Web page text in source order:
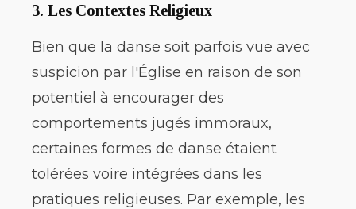
3. Les Contextes Religieux
Bien que la danse soit parfois vue avec
suspicion par l'Église en raison de son
potentiel à encourager des
comportements jugés immoraux,
certaines formes de danse étaient
tolérées voire intégrées dans les
pratiques religieuses. Par exemple, les